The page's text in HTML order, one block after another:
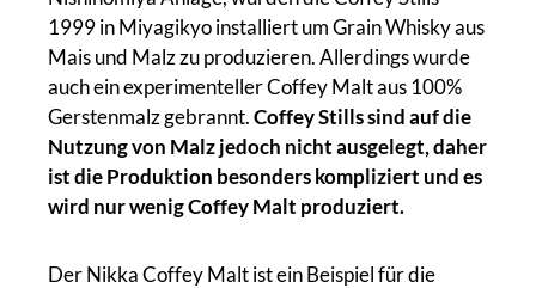
1999 in Miyagikyo installiert um Grain Whisky aus
Mais und Malz zu produzieren. Allerdings wurde
auch ein experimenteller Coffey Malt aus 100%
Gerstenmalz gebrannt.Coffey Stills sind auf die
Nutzung von Malz jedoch nicht ausgelegt, daher
ist die Produktion besonders kompliziert und es
wird nur wenig Coffey Malt produziert.
Der Nikka Coffey Malt ist ein Beispiel für die